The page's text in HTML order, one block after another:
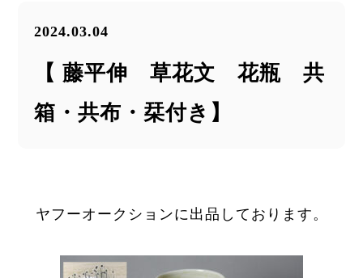
2024.03.04
【 藤平伸 草花文 花瓶 共
箱・共布・栞付き】
ヤフーオークションに出品しております。